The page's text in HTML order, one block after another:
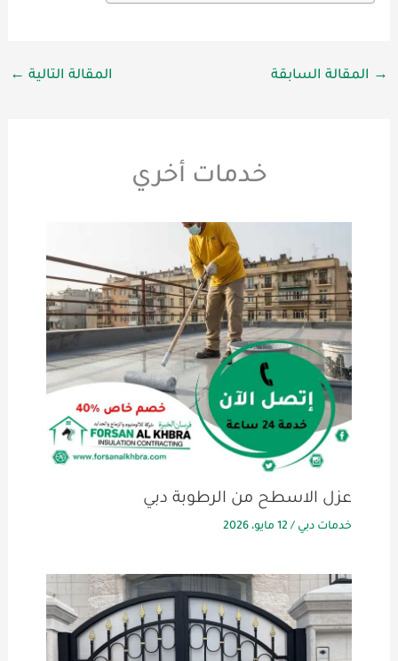
→ المقالة السابقة المقالة التالية ←
خدمات أخري
عزل الاسطح من الرطوبة دبي
خدمات دبي / 12 مايو، 2026